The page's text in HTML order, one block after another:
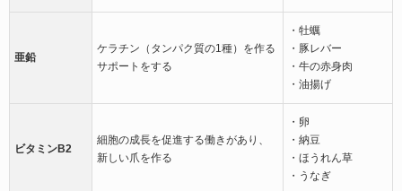
亜鉛
ケラチン（タンパク質の1種）を作る
サポートをする
・牡蠣
・豚レバー
・牛の赤身肉
・油揚げ
ビタミンB2
細胞の成長を促進する働きがあり、
新しい爪を作る
・卵
・納豆
・ほうれん草
・うなぎ